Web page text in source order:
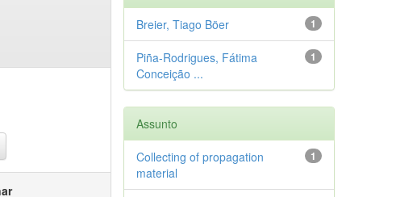
1
Breier, Tiago Böer
1
Piña-Rodrigues, Fátima
Conceição ...
Assunto
1
Collecting of propagation
material